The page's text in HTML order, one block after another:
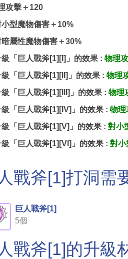
攻擊＋120
小型魔物傷害＋10%
暗屬性魔物傷害＋30%
級「巨人戰斧[1][I]」的效果 : 物理
級「巨人戰斧[1][II]」的效果 : 物理
級「巨人戰斧[1][III]」的效果 : 物理
級「巨人戰斧[1][IV]」的效果 : 物理
級「巨人戰斧[1][V]」的效果 : 對小
級「巨人戰斧[1][VI]」的效果 : 對小
戰斧[1]打洞需
巨人戰斧[1]
5個
戰斧[1]的升級